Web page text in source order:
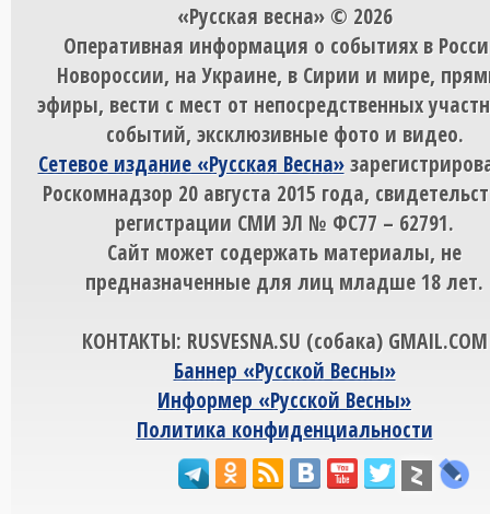
«Русская весна» © 2026
Оперативная информация о событиях в
Новороссии, на Украине, в Сирии и мире,
эфиры, вести с мест от непосредственных
событий, эксклюзивные фото и видео.
Сетевое издание «Русская Весна»
Роскомнадзор 20 августа 2015 года,
регистрации СМИ ЭЛ № ФС77 – 62791.
Сайт может содержать материалы, не
предназначенные для лиц младше 18 лет.
КОНТАКТЫ: RUSVESNA.SU (собака) GMAIL.COM
Баннер «Русской Весны»
Информер «Русской Весны»
Политика конфиденциальности